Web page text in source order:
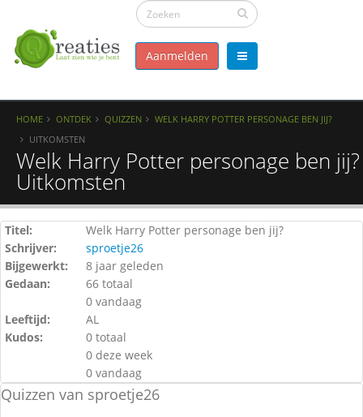
Aanmelden
HOME ONTDEK QUIZZEN
WELK HARRY POTTER PERSONAGE BEN JIJ?
UITKOMSTEN
Welk Harry Potter personage ben
Uitkomsten
Titel:
Welk Harry Potter personage ben jij?
Schrijver:
sproetje26
Bijgewerkt:
8 jaar geleden
Gedaan:
66 totaal
0 vandaag
Leeftijd:
AL
Kudos:
0 totaal
0 deze week
0 vandaag
Quizzen van sproetje26